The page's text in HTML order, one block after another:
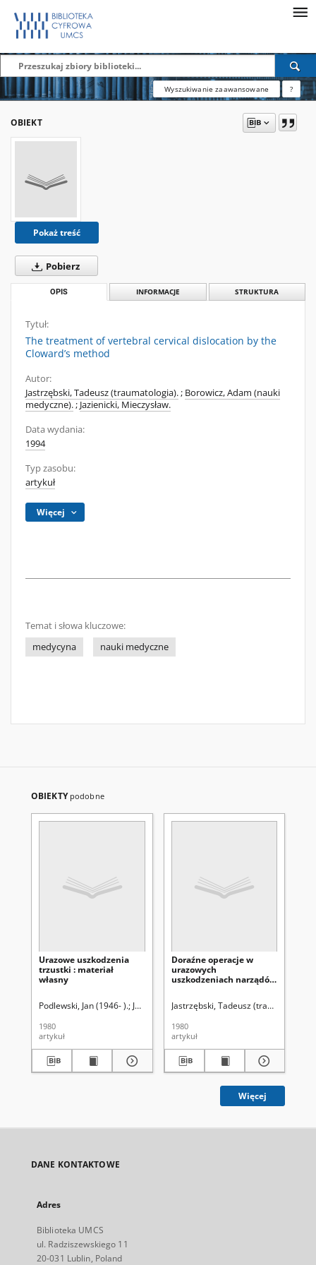
Wyszukiwanie zaawansowane ?
OBIEKT
Pokaż treść
Pobierz
OPIS INFORMACJE STRUKTURA
Tytuł:
The treatment of vertebral cervical dislocation by the
Cloward’s method
Autor:
Jastrzębski, Tadeusz (traumatologia).; Borowicz, Adam (nauki
medyczne).; Jazienicki, Mieczysław.
Data wydania:
1994
Typ zasobu:
artykuł
Więcej
Temat i słowa kluczowe:
medycyna
nauki medyczne
OBIEKTY podobne
Urazowe uszkodzenia
trzustki : materiał
własny
Podlewski, Jan (1946- ). Jastrzębski, Tadeusz (traumatologia).
1980
artykuł
Doraźne operacje w
urazowych
uszkodzeniach narządów
Jastrzębski, Tadeusz (traumatologia).
1980
artykuł
Więcej
DANE KONTAKTOWE
Adres
Biblioteka UMCS
ul. Radziszewskiego 11
20-031 Lublin, Poland